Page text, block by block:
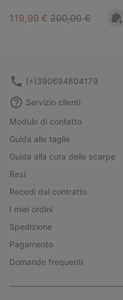
Sale price:
119,99 € Regular price:
200,00 €
(+)390694804179
Servizio clienti
Modulo di contatto
Guida alle taglie
Guida alla cura delle scarpe
Resi
Recedi dal contratto
I miei ordini
Spedizione
Pagamento
Domande frequenti